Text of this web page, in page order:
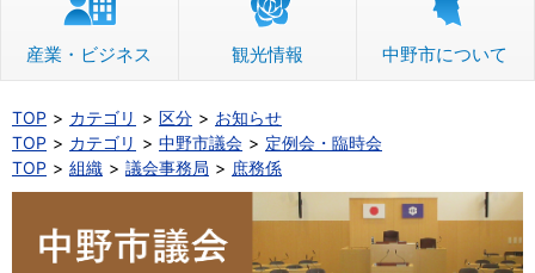
産業・ビジネス 観光情報 中野市について
TOP カテゴリ 区分
お知らせ
TOP
カテゴリ 中野市議会
定例会・臨時会
TOP
組織 議会事務局 庶務係